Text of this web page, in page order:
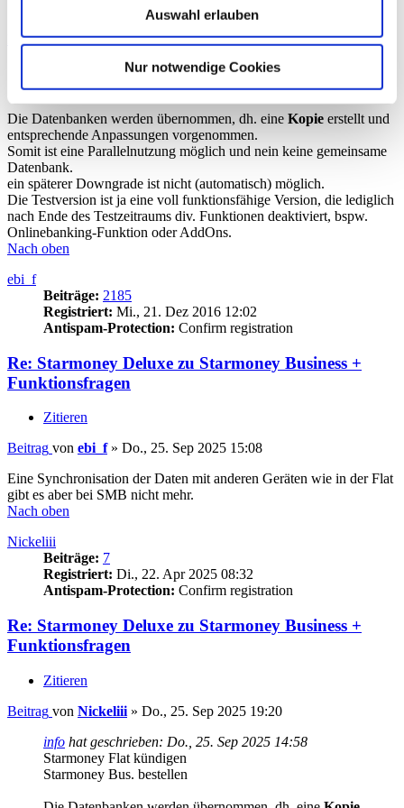
Auswahl erlauben
Nur notwendige Cookies
Beitrag voninfo»Do., 25. Sep 2025 14:58
Starmoney Flat kündigen
Starmoney Bus. bestellen
Die Datenbanken werden übernommen, dh. eine Kopie erstellt und
entsprechende Anpassungen vorgenommen.
Somit ist eine Parallelnutzung möglich und nein keine gemeinsame
Datenbank.
ein späterer Downgrade ist nicht (automatisch) möglich.
Die Testversion ist ja eine voll funktionsfähige Version, die lediglich
nach Ende des Testzeitraums div. Funktionen deaktiviert, bspw.
Onlinebanking-Funktion oder AddOns.
Nach oben
ebi_f
Beiträge: 2185
Registriert: Mi., 21. Dez 2016 12:02
Antispam-Protection: Confirm registration
Re: Starmoney Deluxe zu Starmoney Business +
Funktionsfragen
Zitieren
Beitrag von ebi_f» Do., 25. Sep 2025 15:08
Eine Synchronisation der Daten mit anderen Geräten wie in der Flat
gibt es aber bei SMB nicht mehr.
Nach oben
Nickeliii
Beiträge: 7
Registriert: Di., 22. Apr 2025 08:32
Antispam-Protection: Confirm registration
Re: Starmoney Deluxe zu Starmoney Business +
Funktionsfragen
Zitieren
Beitrag von Nickeliii » Do., 25. Sep 2025 19:20
info hat geschrieben: Do., 25. Sep 2025 14:58
Starmoney Flat kündigen
Starmoney Bus. bestellen